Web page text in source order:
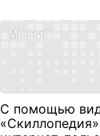
Мнения
С помощью